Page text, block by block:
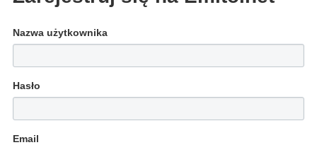
Nazwa użytkownika
Hasło
Email